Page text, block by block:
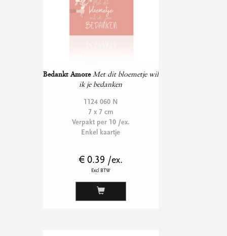
Bedankt Amore Met dit bloemetje wil
ik je bedanken
1124 060 N
7 x 7 cm
Verpakt per 10 /ex.
Enkel kaartje
€ 0.39 /ex.
Excl BTW